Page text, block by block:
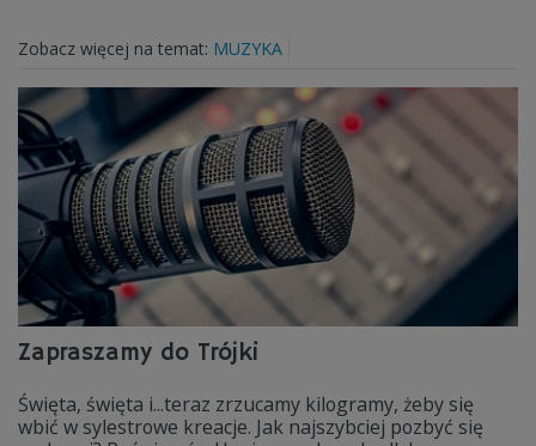
Zobacz więcej na temat: MUZYKA
Zapraszamy do Trójki
Święta, święta i...teraz zrzucamy kilogramy, żeby się
wbić w sylestrowe kreacje. Jak najszybciej pozbyć się